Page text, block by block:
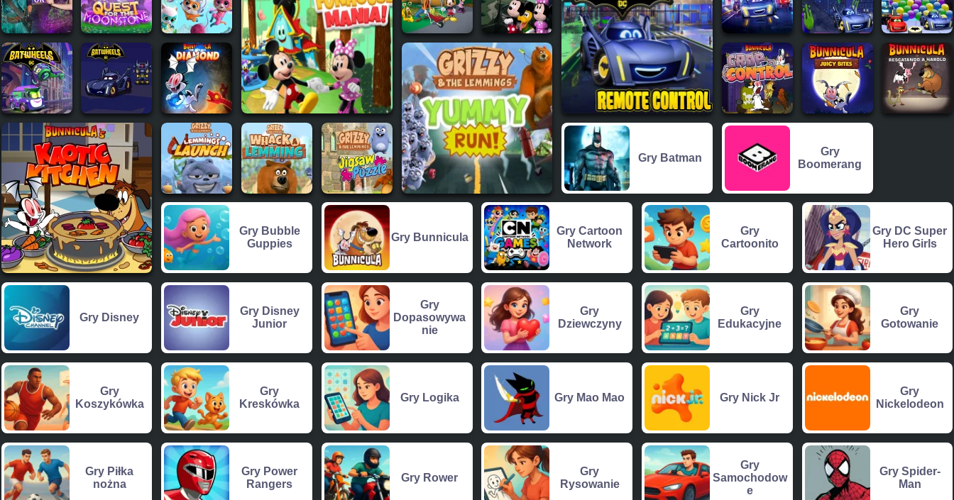
Gry Batman
Gry
Boomerang
Gry Bubble
Guppies
Gry Bunnicula
Gry Cartoon
Network
Gry
Cartoonito
Gry DC Super
Hero Girls
Gry Disney
Gry Disney
Junior
Gry
Dopasowywa
nie
Gry
Dziewczyny
Gry
Edukacyjne
Gry
Gotowanie
Gry
Koszykówka
Gry
Kreskówka
Gry Logika Gry Mao Mao Gry Nick Jr
Gry
Nickelodeon
Gry Piłka
nożna
Gry Power
Rangers
Gry Rower
Gry
Rysowanie
Gry
Samochodow
e
Gry Spider-
Man